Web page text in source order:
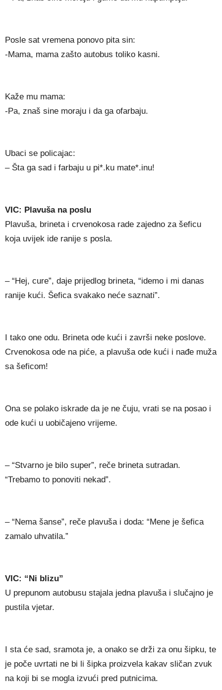
Posle sat vremena ponovo pita sin:
-Mama, mama zašto autobus toliko kasni.
Kaže mu mama:
-Pa, znaš sine moraju i da ga ofarbaju.
Ubaci se policajac:
– Šta ga sad i farbaju u pi*.ku mate*.inu!
VIC: Plavuša na poslu
Plavuša, brineta i crvenokosa rade zajedno za šeficu
koja uvijek ide ranije s posla.
– “Hej, cure”, daje prijedlog brineta, “idemo i mi danas
ranije kući. Šefica svakako neće saznati”.
I tako one odu. Brineta ode kući i završi neke poslove.
Crvenokosa ode na piće, a plavuša ode kući i nađe muža
sa šeficom!
Ona se polako iskrade da je ne čuju, vrati se na posao i
ode kući u uobičajeno vrijeme.
– “Stvarno je bilo super”, reče brineta sutradan.
“Trebamo to ponoviti nekad”.
– “Nema šanse”, reče plavuša i doda: “Mene je šefica
zamalo uhvatila.”
VIC: “Ni blizu”
U prepunom autobusu stajala jedna plavuša i slučajno je
pustila vjetar.
I sta će sad, sramota je, a onako se drži za onu šipku, te
je poče uvrtati ne bi li šipka proizvela kakav sličan zvuk
na koji bi se mogla izvući pred putnicima.